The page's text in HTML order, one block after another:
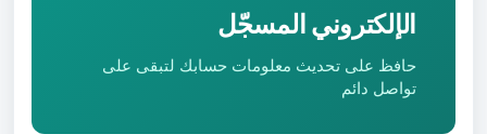
الإلكتروني المسجّل
حافظ على تحديث معلومات حسابك لتبقى على
تواصل دائم